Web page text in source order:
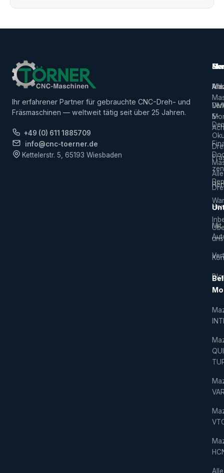
Ihr erfahrener Partner für gebrauchte CNC-Dreh- und
Fräsmaschinen — weltweit tätig seit über 25 Jahren.
+49 (0) 611 1885709
info@cnc-toerner.de
Kettelerstr. 5, 65193 Wiesbaden
Alle
5-
Mit
Alle
Alle
uns